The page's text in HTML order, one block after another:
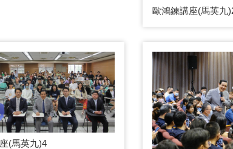
歐鴻鍊講座(馬英九
(馬英九)4